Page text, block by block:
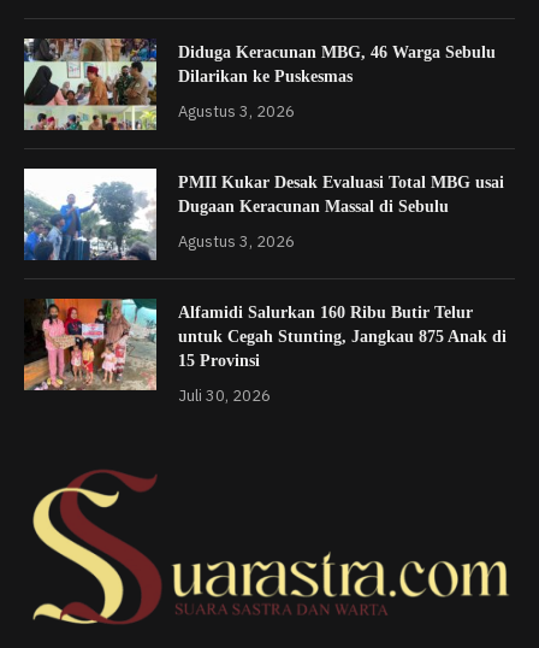
Diduga Keracunan MBG, 46 Warga Sebulu
Dilarikan ke Puskesmas
Agustus 3, 2026
PMII Kukar Desak Evaluasi Total MBG usai
Dugaan Keracunan Massal di Sebulu
Agustus 3, 2026
Alfamidi Salurkan 160 Ribu Butir Telur
untuk Cegah Stunting, Jangkau 875 Anak di
15 Provinsi
Juli 30, 2026